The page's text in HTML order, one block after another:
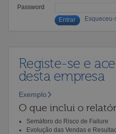
Password
Registe-se e
desta empresa
Exemplo
O que inclui o
Semáforo do Risco de Failure
Evolução das Vendas e